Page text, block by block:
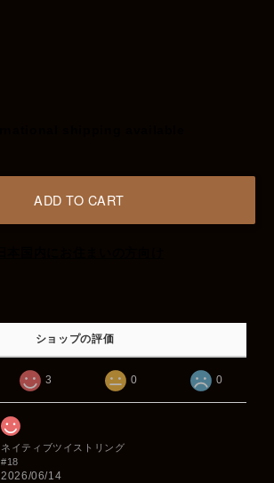
ADD TO CART
ショップの評価
3 0 0
ネイティブツイストリング
#18
2026/06/14